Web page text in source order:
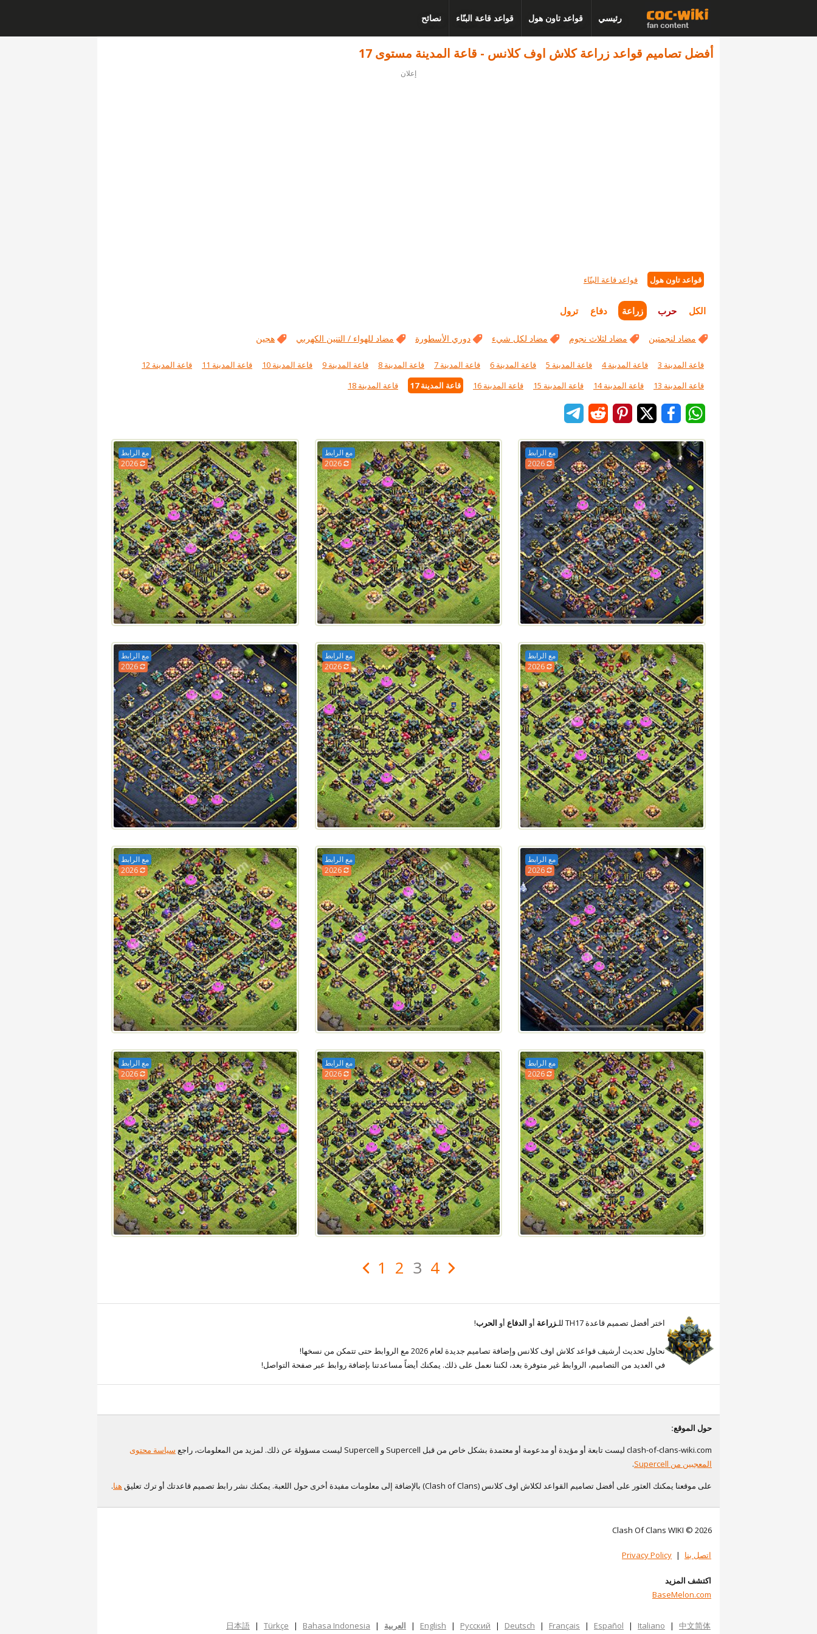
رئيسي قواعد تاون هول قواعد قاعة البنّاء نصائح
أفضل تصاميم قواعد زراعة كلاش اوف كلانس - قاعة المدينة مستوى 17
إعلان
قواعد تاون هول قواعد قاعة البنّاء
الكل حرب زراعة دفاع ترول
مضاد لنجمتين مضاد لثلاث نجوم مضاد لكل شيء دوري الأسطورة مضاد للهواء / التنين الكهربي هجين
قاعة المدينة 3 قاعة المدينة 4 قاعة المدينة 5 قاعة المدينة 6 قاعة المدينة 7 قاعة المدينة 8 قاعة المدينة 9 قاعة المدينة 10 قاعة المدينة 11
قاعة المدينة 12
قاعة المدينة 13
قاعة المدينة 14 قاعة المدينة 15 قاعة المدينة 16 قاعة المدينة 17 قاعة المدينة 18
مع الرابط
2026
مع الرابط
2026
مع الرابط
2026
مع الرابط
2026
مع الرابط
2026
مع الرابط
2026
مع الرابط
2026
مع الرابط
2026
مع الرابط
2026
مع الرابط
2026
مع الرابط
2026
مع الرابط
2026
1 2 3 4
اختر أفضل تصميم قاعدة TH17 للـ زراعة أو الدفاع أو الحرب!
نحاول تحديث أرشيف قواعد كلاش اوف كلانس وإضافة تصاميم جديدة لعام 2026 مع الروابط حتى تتمكن من نسخها!
في العديد من التصاميم، الروابط غير متوفرة بعد، لكننا نعمل على ذلك. يمكنك أيضاً مساعدتنا بإضافة روابط عبر صفحة التواصل!
حول الموقع:
clash-of-clans-wiki.com ليست تابعة أو مؤيدة أو مدعومة أو معتمدة بشكل خاص من قبل Supercell و Supercell ليست مسؤولة عن ذلك. لمزيد من المعلومات، راجع
سياسة محتوى
المعجبين من Supercell
.
على موقعنا يمكنك العثور على أفضل تصاميم القواعد لكلاش اوف كلانس (Clash of Clans) بالإضافة إلى معلومات مفيدة أخرى حول اللعبة. يمكنك نشر رابط تصميم قاعدتك أو ترك تعليق
هنا.
Clash Of Clans WIKI © 2026
اتصل بنا |
Privacy Policy
اكتشف المزيد
BaseMelon.com
English | Русский | Deutsch | Français | Español | Italiano | 中文简体
| العربية |
日本語 | Türkçe | Bahasa Indonesia